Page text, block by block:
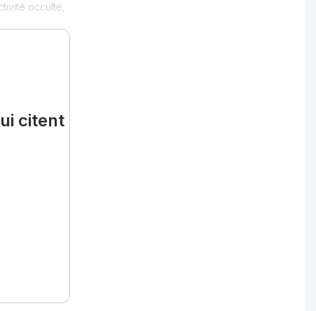
occulte,
citent